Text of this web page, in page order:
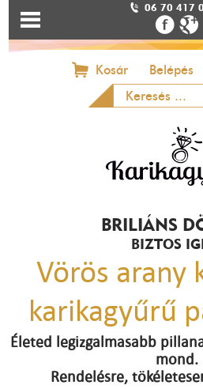
06 70 417
Kosár Belépés
BRILIÁNS
BIZTOS
Vörös arany
karikagyűrű
Életed legizgalmasabb
mond.
Rendelésre,